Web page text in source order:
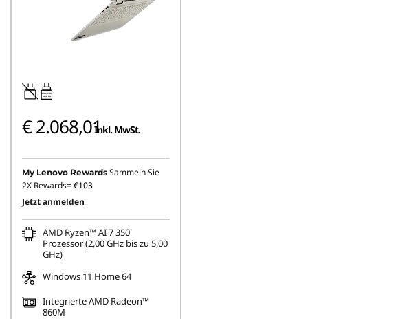
45W-65W
USB PD
€ 2.068,01Inkl. MwSt.
My Lenovo Rewards Sammeln Sie
2X Rewards=€103
Jetzt anmelden
AMD Ryzen™ AI 7 350
Prozessor (2,00 GHz bis zu 5,00
GHz)
Windows 11 Home 64
Integrierte AMD Radeon™
860M